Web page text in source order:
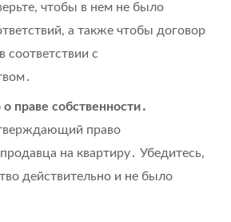
чтобы в нем не было
а также чтобы договор
с
праве собственности․
право
на квартиру․ Убедитесь,
действительно и не было